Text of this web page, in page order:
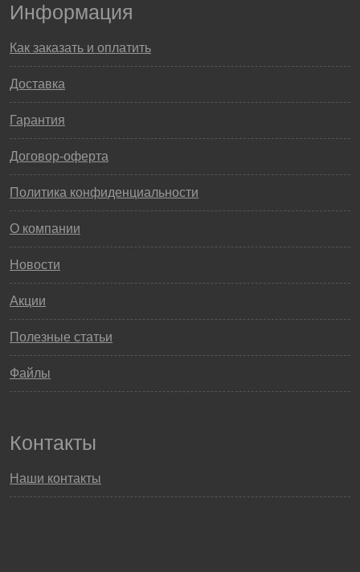
Информация
Как заказать и оплатить
Доставка
Гарантия
Договор-оферта
Политика конфиденциальности
О компании
Новости
Акции
Полезные статьи
Файлы
Контакты
Наши контакты